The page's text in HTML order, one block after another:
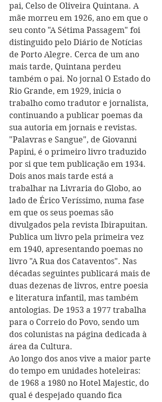
pai, Celso de Oliveira Quintana. A
mãe morreu em 1926, ano em que o
seu conto "A Sétima Passagem" foi
distinguido pelo Diário de Notícias
de Porto Alegre. Cerca de um ano
mais tarde, Quintana perdeu
também o pai. No jornal O Estado do
Rio Grande, em 1929, inicia o
trabalho como tradutor e jornalista,
continuando a publicar poemas da
sua autoria em jornais e revistas.
"Palavras e Sangue", de Giovanni
Papini, é o primeiro livro traduzido
por si que tem publicação em 1934.
Dois anos mais tarde está a
trabalhar na Livraria do Globo, ao
lado de Érico Veríssimo, numa fase
em que os seus poemas são
divulgados pela revista Ibirapuitan.
Publica um livro pela primeira vez
em 1940, apresentando poemas no
livro "A Rua dos Cataventos". Nas
décadas seguintes publicará mais de
duas dezenas de livros, entre poesia
e literatura infantil, mas também
antologias. De 1953 a 1977 trabalha
para o Correio do Povo, sendo um
dos colunistas na página dedicada à
área da Cultura.
Ao longo dos anos vive a maior parte
do tempo em unidades hoteleiras:
de 1968 a 1980 no Hotel Majestic, do
qual é despejado quando fica